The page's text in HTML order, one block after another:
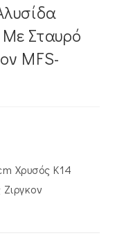
Σταυρό
MFS-
Χρυσός Κ14